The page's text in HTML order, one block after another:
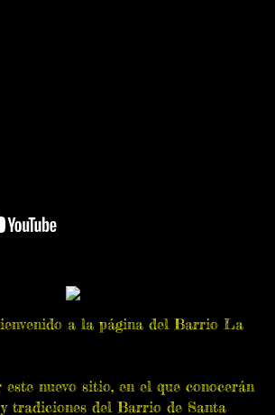
a la página del Barrio La
nuevo sitio, en el que conocerán
tradiciones del Barrio de Santa